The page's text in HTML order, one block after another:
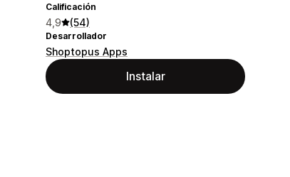
Calificación
4,9 (54)
Desarrollador
Shoptopus Apps
Instalar